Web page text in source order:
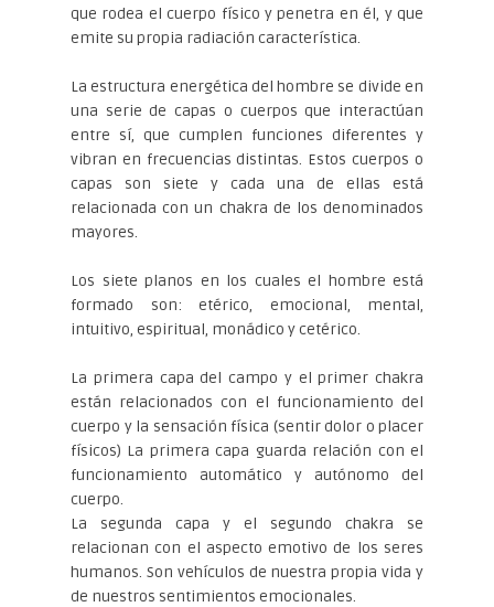
que rodea el cuerpo físico y penetra en él, y que
emite su propia radiación característica.
La estructura energética del hombre se divide en
una serie de capas o cuerpos que interactúan
entre sí, que cumplen funciones diferentes y
vibran en frecuencias distintas. Estos cuerpos o
capas son siete y cada una de ellas está
relacionada con un chakra de los denominados
mayores.
Los siete planos en los cuales el hombre está
formado son: etérico, emocional, mental,
intuitivo, espiritual, monádico y cetérico.
La primera capa del campo y el primer chakra
están relacionados con el funcionamiento del
cuerpo y la sensación física (sentir dolor o placer
físicos) La primera capa guarda relación con el
funcionamiento automático y autónomo del
cuerpo.
La segunda capa y el segundo chakra se
relacionan con el aspecto emotivo de los seres
humanos. Son vehículos de nuestra propia vida y
de nuestros sentimientos emocionales.